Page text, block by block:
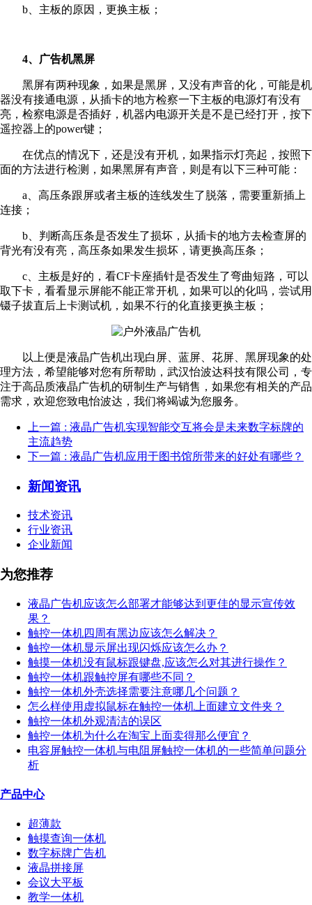
b、主板的原因，更换主板；
4、广告机黑屏
黑屏有两种现象，如果是黑屏，又没有声音的化，可能是机
器没有接通电源，从插卡的地方检察一下主板的电源灯有没有
亮，检察电源是否插好，机器内电源开关是不是已经打开，按下
遥控器上的power键；
在优点的情况下，还是没有开机，如果指示灯亮起，按照下
面的方法进行检测，如果黑屏有声音，则是有以下三种可能：
a、高压条跟屏或者主板的连线发生了脱落，需要重新插上
连接；
b、判断高压条是否发生了损坏，从插卡的地方去检查屏的
背光有没有亮，高压条如果发生损坏，请更换高压条；
c、主板是好的，看CF卡座插针是否发生了弯曲短路，可以
取下卡，看看显示屏能不能正常开机，如果可以的化吗，尝试用
镊子拔直后上卡测试机，如果不行的化直接更换主板；
以上便是液晶广告机出现白屏、蓝屏、花屏、黑屏现象的处
理方法，希望能够对您有所帮助，武汉怡波达科技有限公司，专
注于高品质液晶广告机的研制生产与销售，如果您有相关的产品
需求，欢迎您致电怡波达，我们将竭诚为您服务。
上一篇 : 液晶广告机实现智能交互将会是未来数字标牌的
主流趋势
下一篇 : 液晶广告机应用于图书馆所带来的好处有哪些？
新闻资讯
技术资讯
行业资讯
企业新闻
为您推荐
液晶广告机应该怎么部署才能够达到更佳的显示宣传效
果？
触控一体机四周有黑边应该怎么解决？
触控一体机显示屏出现闪烁应该怎么办？
触摸一体机没有鼠标跟键盘,应该怎么对其进行操作？
触控一体机跟触控屏有哪些不同？
触控一体机外壳选择需要注意哪几个问题？
怎么样使用虚拟鼠标在触控一体机上面建立文件夹？
触控一体机外观清洁的误区
触控一体机为什么在淘宝上面卖得那么便宜？
电容屏触控一体机与电阻屏触控一体机的一些简单问题分
析
产品中心
超薄款
触摸查询一体机
数字标牌广告机
液晶拼接屏
会议大平板
教学一体机